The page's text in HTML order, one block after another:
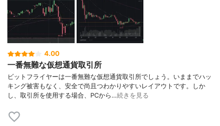
4.00
一番無難な仮想通貨取引所
ビットフライヤーは一番無難な仮想通貨取引所でしょう。いままでハッ
キング被害もなく、安全で尚且つわかりやすいレイアウトです。しか
し、取引所を使用する場合、PCから…続きを見る